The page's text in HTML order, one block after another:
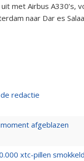
met Airbus A330’s,
naar Dar es
redactie
afgeblazen
xtc-pillen